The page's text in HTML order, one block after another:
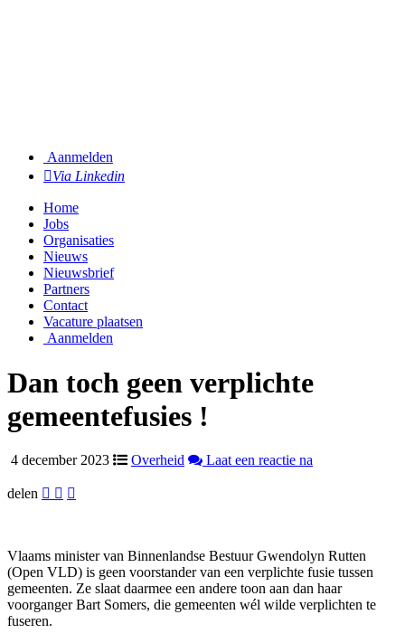
Aanmelden
Via Linkedin
Home
Jobs
Organisaties
Nieuws
Nieuwsbrief
Partners
Contact
Vacature plaatsen
Aanmelden
Dan toch geen verplichte
gemeentefusies !
4 december 2023 Overheid Laat een reactie na
delen
Vlaams minister van Binnenlandse Bestuur Gwendolyn Rutten
(Open VLD) is geen voorstander van een verplichte fusie tussen
gemeenten. Ze slaat daarmee een andere toon aan dan haar
voorganger Bart Somers, die gemeenten wél wilde verplichten te
fuseren.